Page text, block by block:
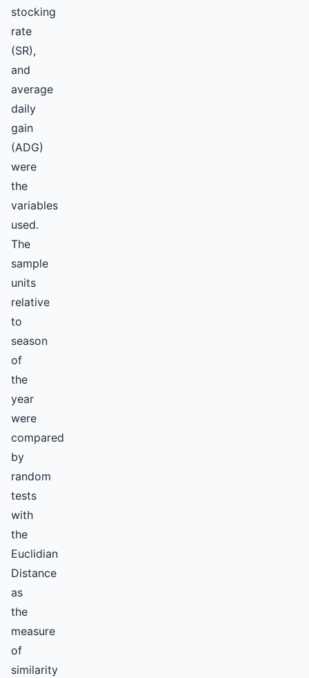
stocking
rate
(SR),
and
average
daily
gain
(ADG)
were
the
variables
used.
The
sample
units
relative
to
season
of
the
year
were
compared
by
random
tests
with
the
Euclidian
Distance
as
the
measure
of
similarity